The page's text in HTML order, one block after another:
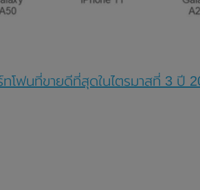
โฟนที่ขายดีที่สุดในไตรมาสที่ 3 ปี